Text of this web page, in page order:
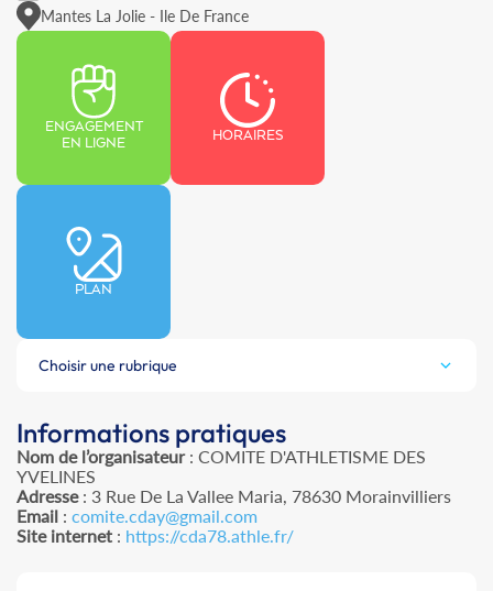
Mantes La Jolie - Ile De France
ENGAGEMENT
EN LIGNE
HORAIRES
PLAN
Choisir une rubrique
Informations pratiques
Nom de l’organisateur: COMITE D'ATHLETISME DES
YVELINES
Adresse: 3 Rue De La Vallee Maria, 78630 Morainvilliers
Email : comite.cday@gmail.com
Site internet : https://cda78.athle.fr/